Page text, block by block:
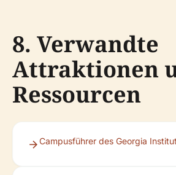
8. Verwandte
Attraktionen
Ressourcen
Campusführer des Georgia